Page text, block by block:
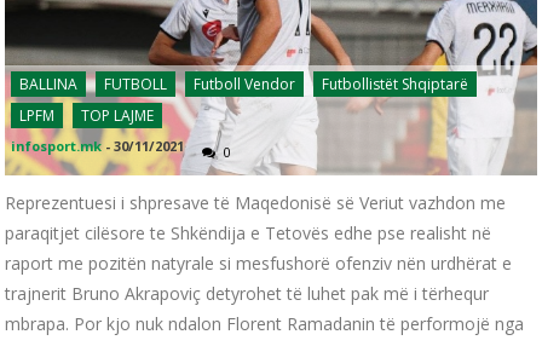
BALLINA FUTBOLL Futboll Vendor
Futbollistët Shqiptarë
LPFM
TOP LAJME
infosport.mk -30/11/2021 0
Reprezentuesi i shpresave të Maqedonisë së Veriut vazhdon me
paraqitjet cilësore te Shkëndija e Tetovës edhe pse realisht në
raport me pozitën natyrale si mesfushorë ofenziv nën urdhërat e
trajnerit Bruno Akrapoviç detyrohet të luhet pak më i tërhequr
mbrapa. Por kjo nuk ndalon Florent Ramadanin të performojë nga